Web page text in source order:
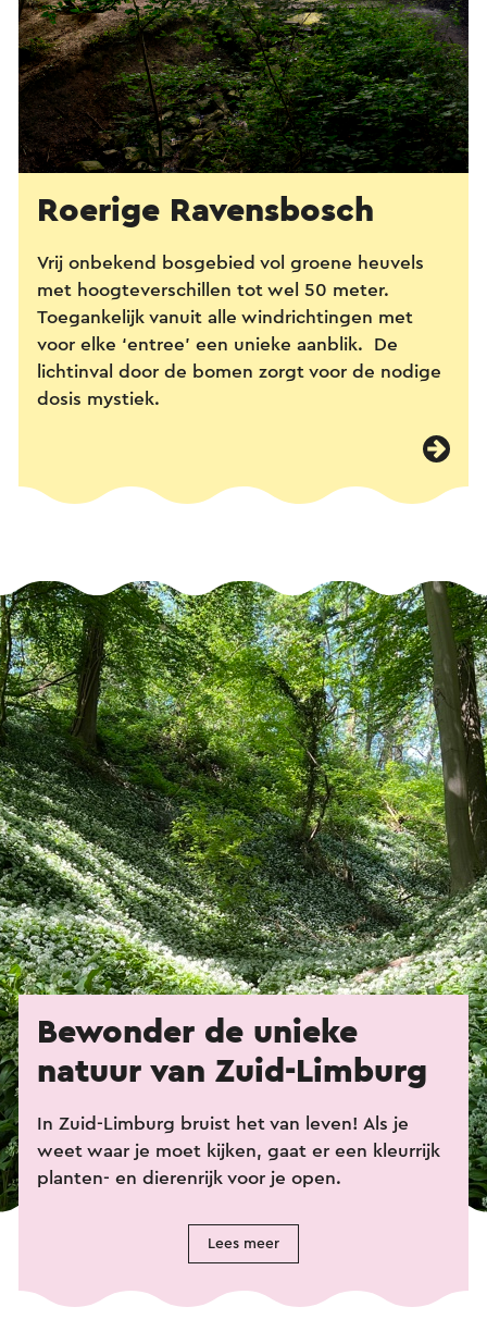
Roerige Ravensbosch
Vrij onbekend bosgebied vol groene heuvels
met hoogteverschillen tot wel 50 meter.
Toegankelijk vanuit alle windrichtingen met
voor elke ‘entree’ een unieke aanblik. De
lichtinval door de bomen zorgt voor de nodige
dosis mystiek.
Bewonder de unieke
natuur van Zuid-Limburg
In Zuid-Limburg bruist het van leven! Als je
weet waar je moet kijken, gaat er een kleurrijk
planten- en dierenrijk voor je open.
Lees meer